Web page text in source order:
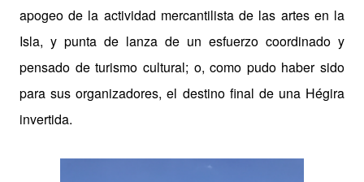
apogeo de la actividad mercantilista de las artes en la
Isla, y punta de lanza de un esfuerzo coordinado y
pensado de turismo cultural; o, como pudo haber sido
para sus organizadores, el destino final de una Hégira
invertida.